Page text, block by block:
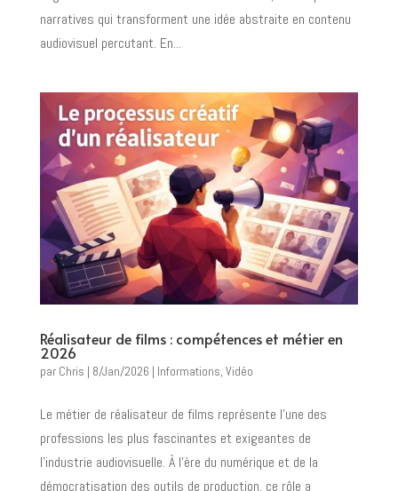
narratives qui transforment une idée abstraite en contenu
audiovisuel percutant. En...
Réalisateur de films : compétences et métier en
2026
par Chris | 8/Jan/2026 | Informations, Vidéo
Le métier de réalisateur de films représente l'une des
professions les plus fascinantes et exigeantes de
l'industrie audiovisuelle. À l'ère du numérique et de la
démocratisation des outils de production, ce rôle a